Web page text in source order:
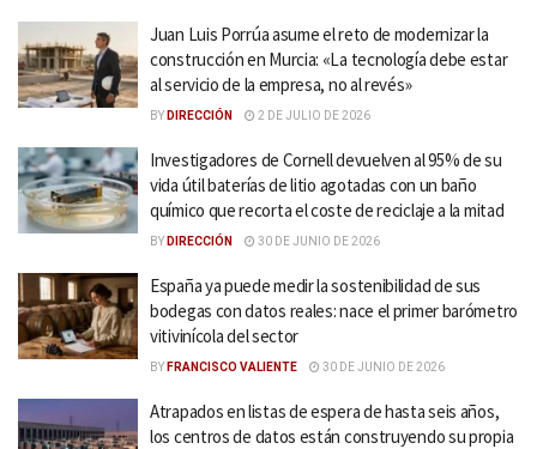
Juan Luis Porrúa asume el reto de modernizar la
construcción en Murcia: «La tecnología debe estar
al servicio de la empresa, no al revés»
BY DIRECCIÓN 2 DE JULIO DE 2026
Investigadores de Cornell devuelven al 95% de su
vida útil baterías de litio agotadas con un baño
químico que recorta el coste de reciclaje a la mitad
BY DIRECCIÓN 30 DE JUNIO DE 2026
España ya puede medir la sostenibilidad de sus
bodegas con datos reales: nace el primer barómetro
vitivinícola del sector
BY FRANCISCO VALIENTE 30 DE JUNIO DE 2026
Atrapados en listas de espera de hasta seis años,
los centros de datos están construyendo su propia